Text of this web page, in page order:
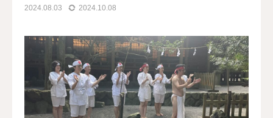
2024.08.03 2024.10.08
お知らせ